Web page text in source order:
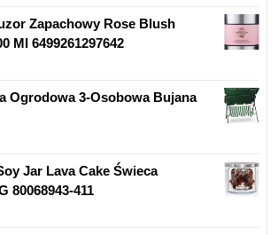
Zapachowy Rose Blush
Ml 6499261297642
Ogrodowa 3-Osobowa Bujana
Jar Lava Cake Świeca
80068943-411